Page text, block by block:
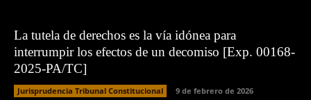
La tutela de derechos es la vía idónea para
interrumpir los efectos de un decomiso [Exp. 00168-
2025-PA/TC]
Jurisprudencia Tribunal Constitucional 9 de febrero de 2026